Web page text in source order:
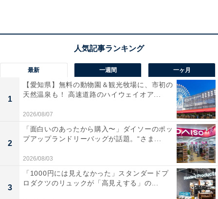
／愛知県）
「前に1度行ったことがあるが、そのとき非常に楽
しい時間を過ごすことができたからもう一度行って
「江戸の街並みを再現した『鬼平江戸処』があり、
休憩しながら観光気分も味わえるユニークなPAだか
ら」（20代男性／愛知県）
最新 一週間 一ヶ月
1
【愛知県】無料の動物園＆観光牧場に、市初の
天然温泉も！ 高速道路のハイウェイオア...
2026/08/07
2
「面白いのあったから購入〜」ダイソーのポッ
プアップランドリーバッグが話題。“さま...
2026/08/03
3
「1000円には見えなかった」スタンダードプ
ロダクツのリュックが「高見えする」の...